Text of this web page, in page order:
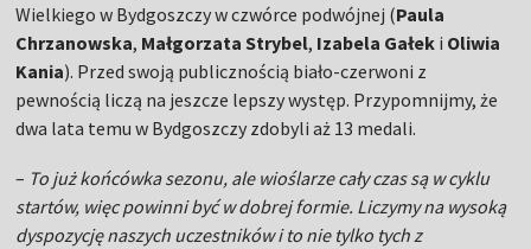
Wielkiego w Bydgoszczy w czwórce podwójnej (Paula
Chrzanowska, Małgorzata Strybel, Izabela Gałek i Oliwia
Kania). Przed swoją publicznością biało-czerwoni z
pewnością liczą na jeszcze lepszy występ. Przypomnijmy, że
dwa lata temu w Bydgoszczy zdobyli aż 13 medali.
– To już końcówka sezonu, ale wioślarze cały czas są w cyklu
startów, więc powinni być w dobrej formie. Liczymy na wysoką
dyspozycję naszych uczestników i to nie tylko tych z